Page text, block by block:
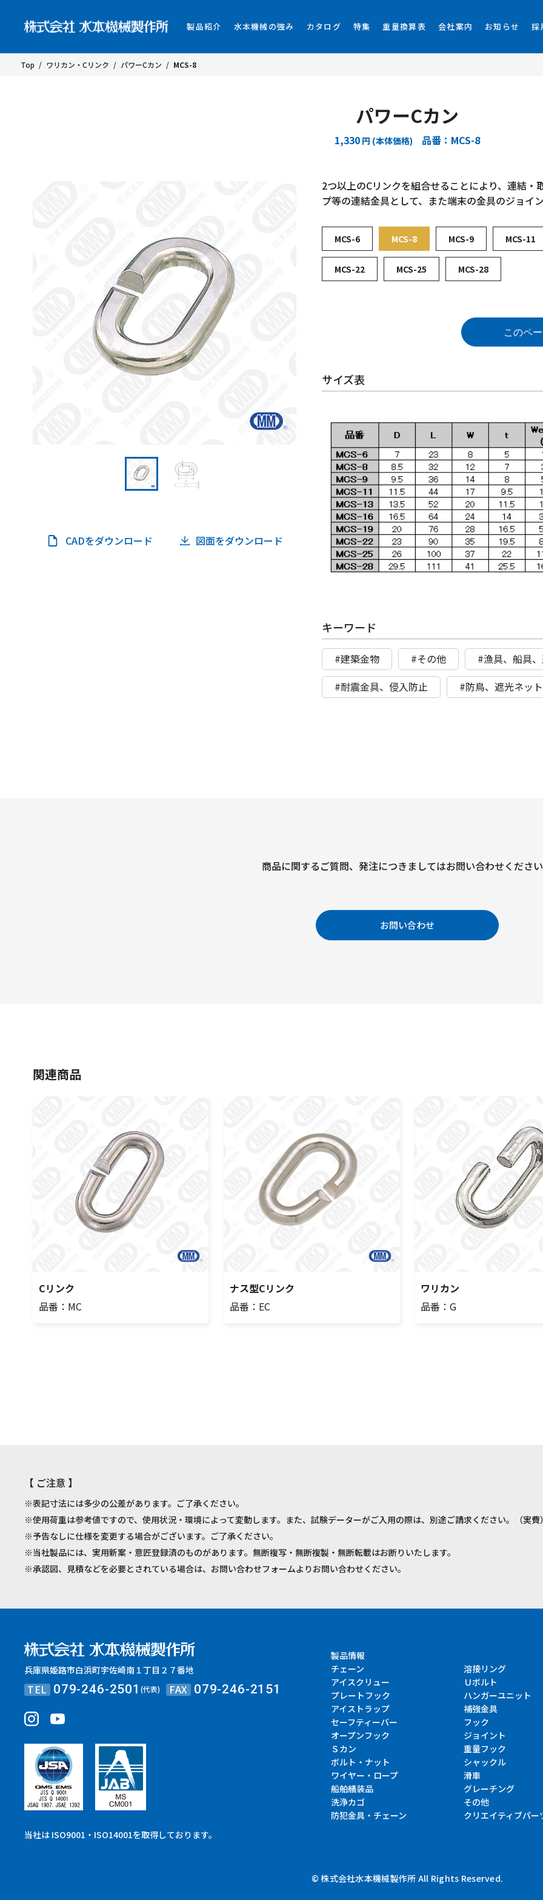
製品紹介 水本機械の強み カタログ 特集 重量換算表 会社案内 お知らせ 採
Top / ワリカン・Cリンク / パワーCカン / MCS-8
パワーCカン
1,330 円 (本体価格) 品番：MCS-8
CADをダウンロード 図面をダウンロード
2つ以上のCリンクを組合せることにより、連結
プ等の連結金具として、また端末の金具のジョイ
MCS-6 MCS-8 MCS-9 MCS-11
MCS-22 MCS-25 MCS-28
このペ
サイズ表
キーワード
#建築金物 #その他
#漁具、船具
#耐震金具、侵入防止
#防鳥、遮光ネット
商品に関するご質問、 発注につきましてはお問い合わせくださ
お問い合わせ
関連商品
Cリンク
品番：MC
ナス型Cリンク
品番：EC
ワリカン
品番：G
【 ご注意 】
※表記寸法には多少の公差があります。ご了承ください。
※使用荷重は参考値ですので、使用状況・環境によって変動します。また、試験データーがご入用の際は、別途ご請求ください。（実費
※予告なしに仕様を変更する場合がございます。ご了承ください。
※当社製品には、実用新案・意匠登録済のものがあります。無断複写・無断複製・無断転載はお断りいたします。
※承認図、見積などを必要とされている場合は、お問い合わせフォームよりお問い合わせください。
兵庫県姫路市白浜町宇佐崎南１丁目２７番地
TEL 079-246-2501(代表) FAX 079-246-2151
当社は ISO9001・ISO14001を取得しております。
製品情報
チェーン
溶接リング
アイスクリュー
Ｕボルト
プレートフック
ハンガーユニット
アイストラップ
補強金具
セーフティーバー
フック
オープンフック
ジョイント
Ｓカン
重量フック
ボルト・ナット
シャックル
ワイヤー・ロープ
滑車
船舶艤装品
グレーチング
洗浄カゴ
その他
防犯金具・チェーン
クリエイティブパー
© 株式会社水本機械製作所 All Rights Reserved.